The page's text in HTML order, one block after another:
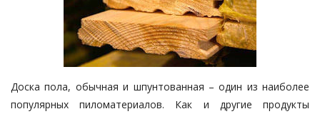
Объявления
Контакты
Город: Колумбус
Доска пола, обычная и шпунтованная – один из наиболее
популярных пиломатериалов. Как и другие продукты